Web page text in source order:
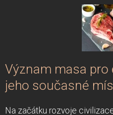
Význam masa pro
jeho současné
Na začátku rozvoje